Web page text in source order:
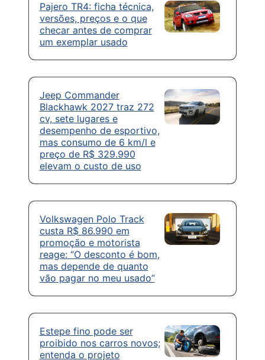
Pajero TR4: ficha técnica,
versões, preços e o que
checar antes de comprar
um exemplar usado
Jeep Commander
Blackhawk 2027 traz 272
cv, sete lugares e
desempenho de esportivo,
mas consumo de 6 km/l e
preço de R$ 329.990
elevam o custo de uso
Volkswagen Polo Track
custa R$ 86.990 em
promoção e motorista
reage: “O desconto é bom,
mas depende de quanto
vão pagar no meu usado”
Estepe fino pode ser
proibido nos carros novos;
entenda o projeto